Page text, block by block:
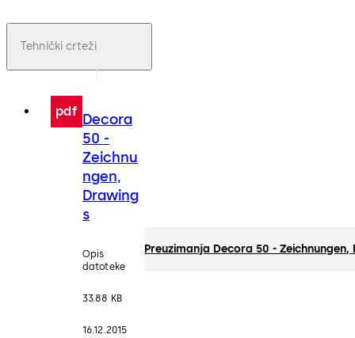
Tehnički crteži
pdf Decora
50 -
Zeichnu
ngen,
Drawing
s
Opis
datoteke
33.88 KB
16.12.2015
Preuzimanja Decora 50 - Zeichnungen,